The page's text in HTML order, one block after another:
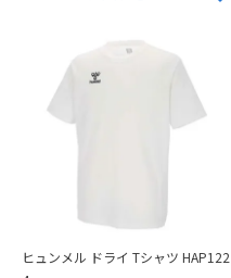
ヒュンメル ドライ Tシャツ HAP122